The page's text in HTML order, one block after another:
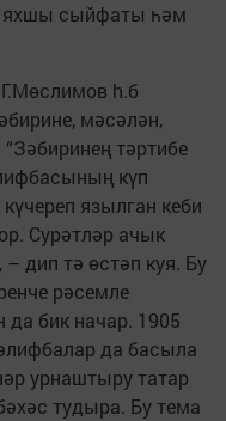
яхшы сыйфаты һәм
h.б
мәсәлән,
тәртибе
күп
язылган кеби
Сурәтләр ачык
– дип тә өстәп куя. Бу
рәсемле
бик начар. 1905
да басыла
урнаштыру татар
тудыра. Бу тема